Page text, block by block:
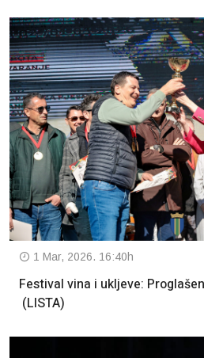
1 Mar, 2026. 16:40h
Festival vina i ukljeve:
(LISTA)